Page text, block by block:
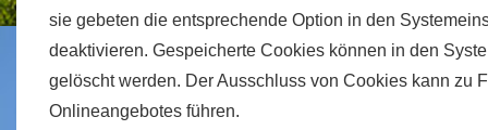
sie gebeten die entsprechende Option in den
deaktivieren. Gespeicherte Cookies können in den
gelöscht werden. Der Ausschluss von Cookies kann zu
Onlineangebotes führen.